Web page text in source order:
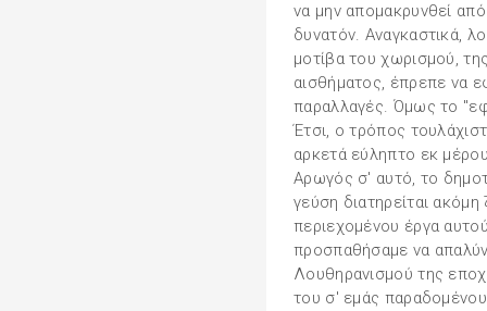
να μην απομακρυνθεί
δυνατόν. Αναγκαστικά,
μοτίβα του χωρισμού,
αισθήματος, έπρεπε να
παραλλαγές. Όμως το
Έτσι, ο τρόπος
αρκετά εύληπτο εκ
Αρωγός σ' αυτό, το
γεύση διατηρείται
περιεχομένου έργα
προσπαθήσαμε να
Λουθηρανισμού της
του σ' εμάς παραδομένου